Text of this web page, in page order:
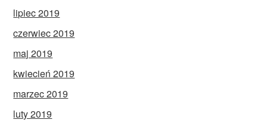
lipiec 2019
czerwiec 2019
maj 2019
kwiecień 2019
marzec 2019
luty 2019